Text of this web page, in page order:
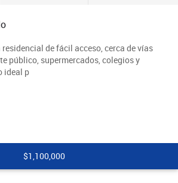
de fácil acceso, cerca de vías
público, supermercados, colegios y
ideal p
$1,100,000